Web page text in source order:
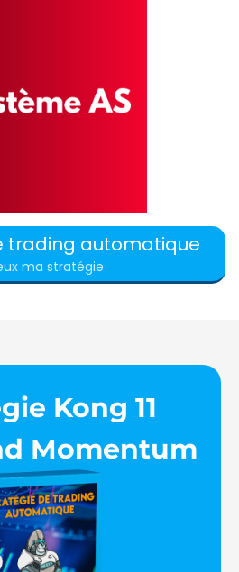
trading automatique
ma stratégie
Kong 11
Momentum